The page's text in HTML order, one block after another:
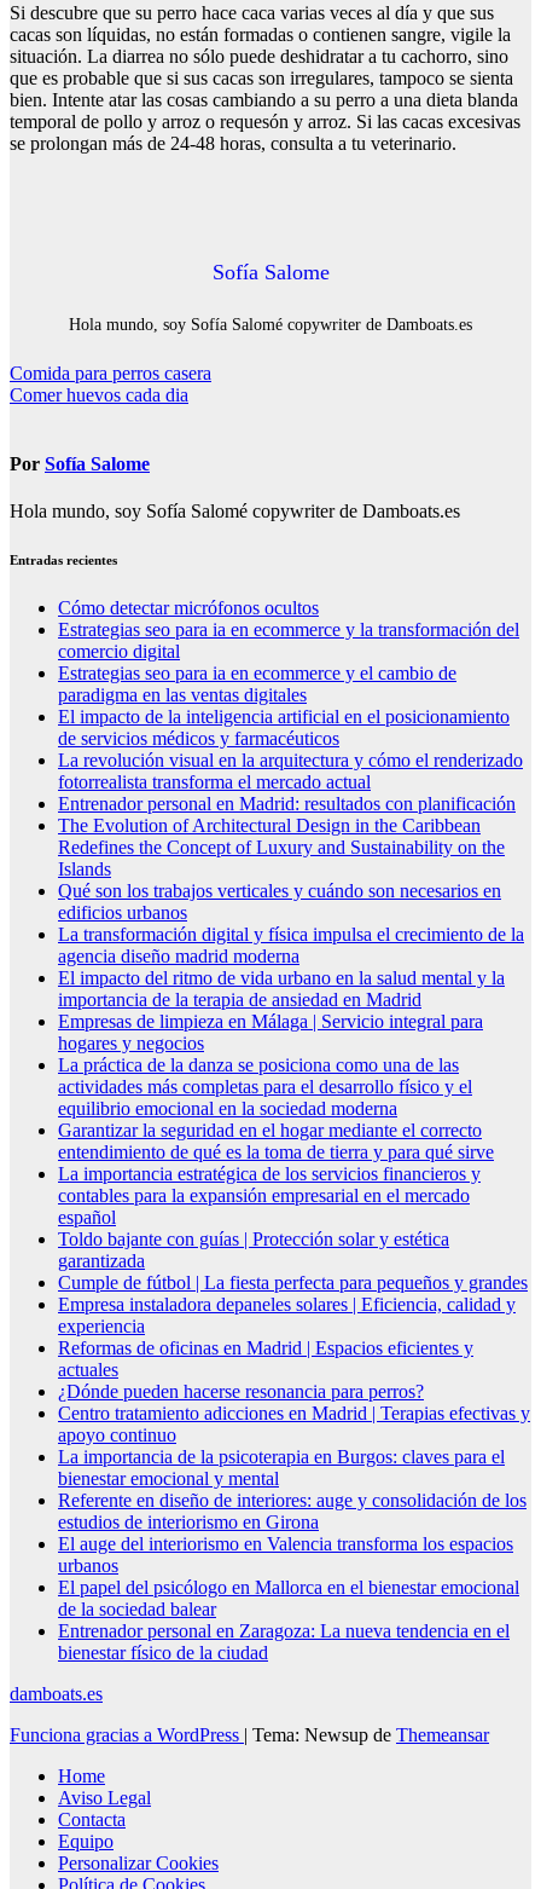
Si descubre que su perro hace caca varias veces al día y que sus
cacas son líquidas, no están formadas o contienen sangre, vigile la
situación. La diarrea no sólo puede deshidratar a tu cachorro, sino
que es probable que si sus cacas son irregulares, tampoco se sienta
bien. Intente atar las cosas cambiando a su perro a una dieta blanda
temporal de pollo y arroz o requesón y arroz. Si las cacas excesivas
se prolongan más de 24-48 horas, consulta a tu veterinario.
Sofía Salome
Hola mundo, soy Sofía Salomé copywriter de Damboats.es
Navegación
de
Comida para perros casera
Comer huevos cada dia
Por Sofía Salome
Hola mundo, soy Sofía Salomé copywriter de Damboats.es
Entradas recientes
Cómo detectar micrófonos ocultos
Estrategias seo para ia en ecommerce y la transformación del
comercio digital
Estrategias seo para ia en ecommerce y el cambio de
paradigma en las ventas digitales
El impacto de la inteligencia artificial en el posicionamiento
de servicios médicos y farmacéuticos
La revolución visual en la arquitectura y cómo el renderizado
fotorrealista transforma el mercado actual
Entrenador personal en Madrid: resultados con planificación
The Evolution of Architectural Design in the Caribbean
Redefines the Concept of Luxury and Sustainability on the
Islands
Qué son los trabajos verticales y cuándo son necesarios en
edificios urbanos
La transformación digital y física impulsa el crecimiento de la
agencia diseño madrid moderna
El impacto del ritmo de vida urbano en la salud mental y la
importancia de la terapia de ansiedad en Madrid
Empresas de limpieza en Málaga | Servicio integral para
hogares y negocios
La práctica de la danza se posiciona como una de las
actividades más completas para el desarrollo físico y el
equilibrio emocional en la sociedad moderna
Garantizar la seguridad en el hogar mediante el correcto
entendimiento de qué es la toma de tierra y para qué sirve
La importancia estratégica de los servicios financieros y
contables para la expansión empresarial en el mercado
español
Toldo bajante con guías | Protección solar y estética
garantizada
Cumple de fútbol | La fiesta perfecta para pequeños y grandes
Empresa instaladora depaneles solares | Eficiencia, calidad y
experiencia
Reformas de oficinas en Madrid | Espacios eficientes y
actuales
¿Dónde pueden hacerse resonancia para perros?
Centro tratamiento adicciones en Madrid | Terapias efectivas y
apoyo continuo
La importancia de la psicoterapia en Burgos: claves para el
bienestar emocional y mental
Referente en diseño de interiores: auge y consolidación de los
estudios de interiorismo en Girona
El auge del interiorismo en Valencia transforma los espacios
urbanos
El papel del psicólogo en Mallorca en el bienestar emocional
de la sociedad balear
Entrenador personal en Zaragoza: La nueva tendencia en el
bienestar físico de la ciudad
damboats.es
Funciona gracias a WordPress | Tema: Newsup de Themeansar
Home
Aviso Legal
Contacta
Equipo
Personalizar Cookies